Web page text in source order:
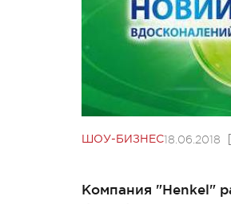
ШОУ-БИЗНЕС18.06.2018
Компания "Henkel"